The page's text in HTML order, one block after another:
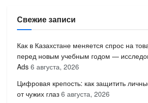
Свежие записи
Как в Казахстане меняется спрос на
перед новым учебным годом —
Ads 6 августа, 2026
Цифровая крепость: как защитить
от чужих глаз 6 августа, 2026